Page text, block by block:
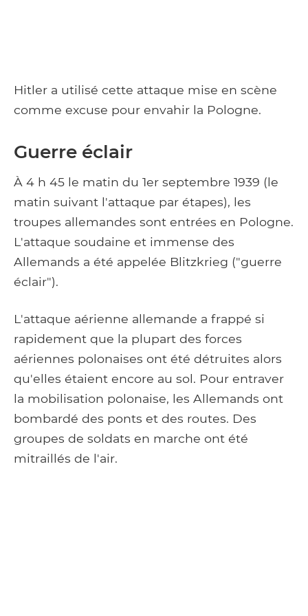
Hitler a utilisé cette attaque mise en scène
comme excuse pour envahir la Pologne.
Guerre éclair
À 4 h 45 le matin du 1er septembre 1939 (le
matin suivant l'attaque par étapes), les
troupes allemandes sont entrées en Pologne.
L'attaque soudaine et immense des
Allemands a été appelée Blitzkrieg ("guerre
éclair").
L'attaque aérienne allemande a frappé si
rapidement que la plupart des forces
aériennes polonaises ont été détruites alors
qu'elles étaient encore au sol. Pour entraver
la mobilisation polonaise, les Allemands ont
bombardé des ponts et des routes. Des
groupes de soldats en marche ont été
mitraillés de l'air.